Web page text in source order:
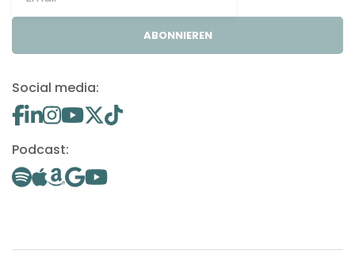
ABONNIEREN
Social media:
Podcast: